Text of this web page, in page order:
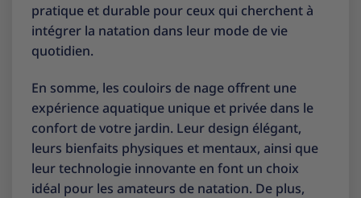
pratique et durable pour ceux qui cherchent à
intégrer la natation dans leur mode de vie
quotidien.
En somme, les couloirs de nage offrent une
expérience aquatique unique et privée dans le
confort de votre jardin. Leur design élégant,
leurs bienfaits physiques et mentaux, ainsi que
leur technologie innovante en font un choix
idéal pour les amateurs de natation. De plus,